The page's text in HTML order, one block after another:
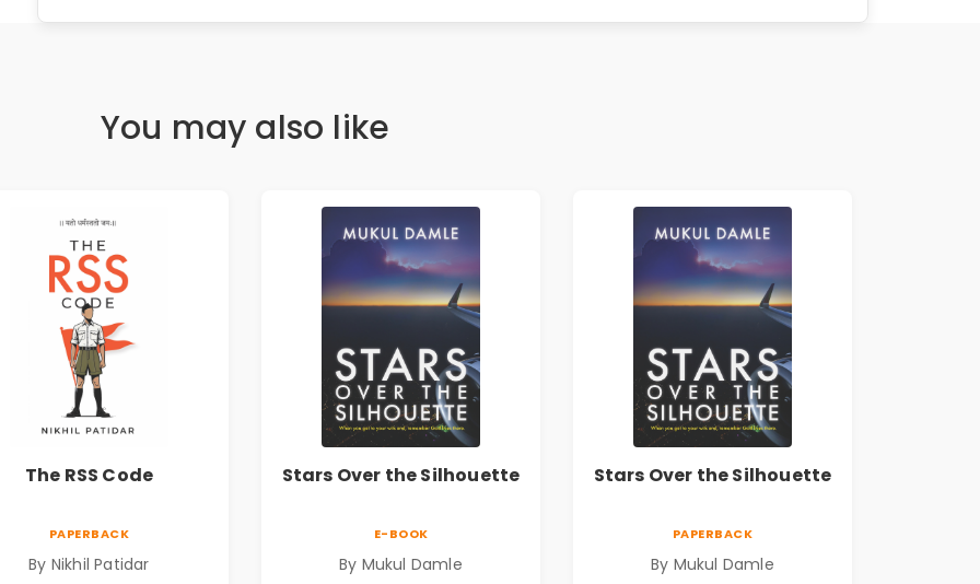
You may also like
The RSS Code
PAPERBACK
By Nikhil Patidar
Stars Over the Silhouette
E-BOOK
By Mukul Damle
Stars Over the Silhouette
PAPERBACK
By Mukul Damle